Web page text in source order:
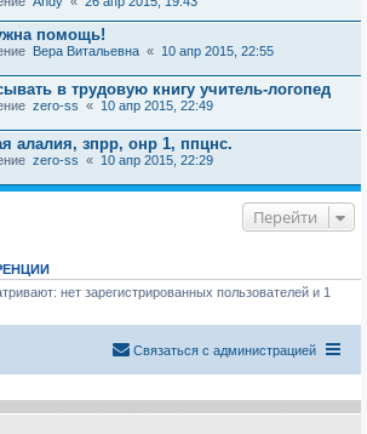
помощь!
Вера Витальевна « 10 апр 2015, 22:55
в трудовую книгу учитель-логопед
zero-ss « 10 апр 2015, 22:49
алалия, зпрр, онр 1, ппцнс.
zero-ss « 10 апр 2015, 22:29
Перейти
нет зарегистрированных пользователей и 1
Связаться с администрацией